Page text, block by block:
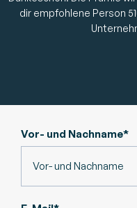
dir empfohlene Person
Vor- und Nachname*